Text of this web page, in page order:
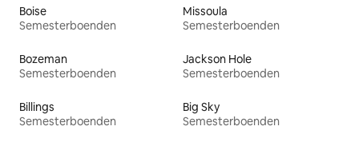
Boise
Semesterboenden
Missoula
Semesterboenden
Bozeman
Semesterboenden
Jackson Hole
Semesterboenden
Billings
Semesterboenden
Big Sky
Semesterboenden